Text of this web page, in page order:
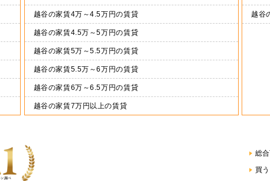
越谷の家賃4万～4.5万円の賃貸
越谷の家賃4.5万～5万円の賃貸
越谷の家賃5万～5.5万円の賃貸
越谷の家賃5.5万～6万円の賃貸
越谷の家賃6万～6.5万円の賃貸
越谷の家賃7万円以上の賃貸
越谷
総
買